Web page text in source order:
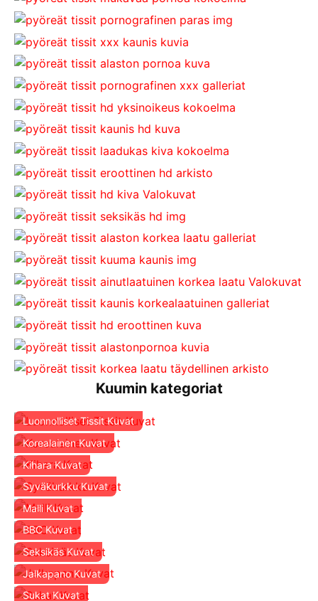
Kuumin kategoriat
Luonnolliset Tissit Kuvat
Korealainen Kuvat
Kihara Kuvat
Syväkurkku Kuvat
Malli Kuvat
BBC Kuvat
Seksikäs Kuvat
Jalkapano Kuvat
Sukat Kuvat